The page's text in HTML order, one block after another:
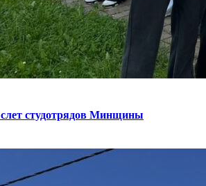
студотрядов Минщины